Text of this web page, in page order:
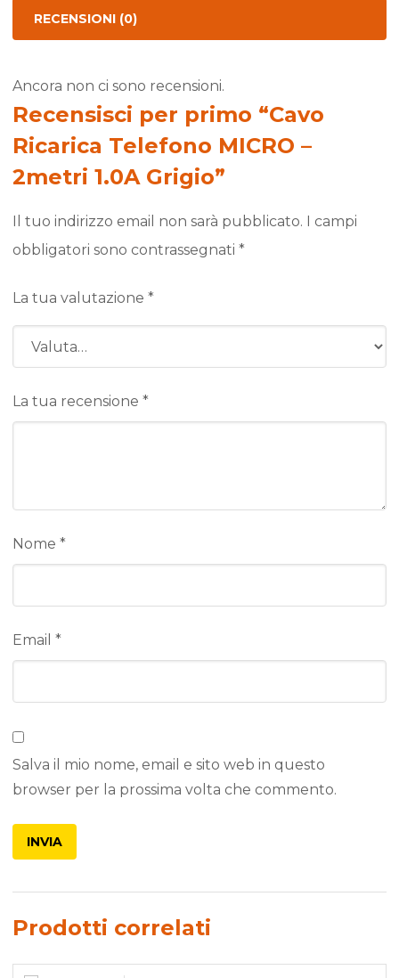
RECENSIONI (0)
Ancora non ci sono recensioni.
Recensisci per primo “Cavo
Ricarica Telefono MICRO –
2metri 1.0A Grigio”
Il tuo indirizzo email non sarà pubblicato. I campi
obbligatori sono contrassegnati *
La tua valutazione *
La tua recensione *
Nome *
Email *
Salva il mio nome, email e sito web in questo
browser per la prossima volta che commento.
Prodotti correlati